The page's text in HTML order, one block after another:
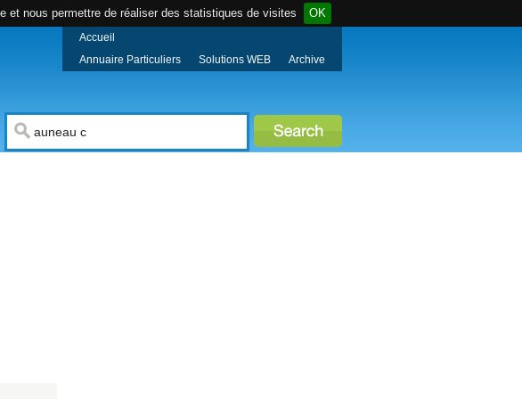
et nous permettre de réaliser des statistiques de visites OK
Accueil
Annuaire Particuliers
Solutions WEB Archive